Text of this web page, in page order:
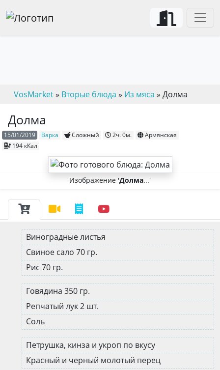
VosMarket» Вторые блюда » Из мяса » Долма
Долма
15/01/2019 Варка Сложный 2ч. 0м.
Армянская
194 кКал
Изображение 'Долма...'
Виноградные листья
Свиное сало 70 гр.
Рис 70 гр.
Говядина 350 гр.
Репчатый лук 2 шт.
Соль
Петрушка, кинза и укроп по вкусу
Красный и черный молотый перец